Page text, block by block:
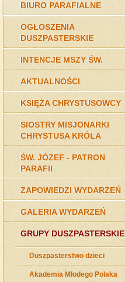
BIURO PARAFIALNE
OGŁOSZENIA
DUSZPASTERSKIE
INTENCJE MSZY ŚW.
AKTUALNOŚCI
KSIĘŻA CHRYSTUSOWCY
SIOSTRY MISJONARKI
CHRYSTUSA KRÓLA
ŚW. JÓZEF - PATRON
PARAFII
ZAPOWIEDZI WYDARZEŃ
GALERIA WYDARZEŃ
GRUPY DUSZPASTERSKIE
Duszpasterstwo dzieci
Akademia Młodego Polaka